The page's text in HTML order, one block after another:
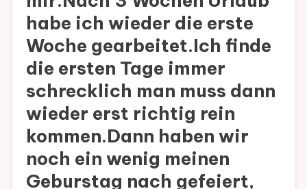
habe ich wieder die erste
Woche gearbeitet.Ich finde
die ersten Tage immer
schrecklich man muss dann
wieder erst richtig rein
kommen.Dann haben wir
noch ein wenig meinen
Geburstag nach gefeiert,